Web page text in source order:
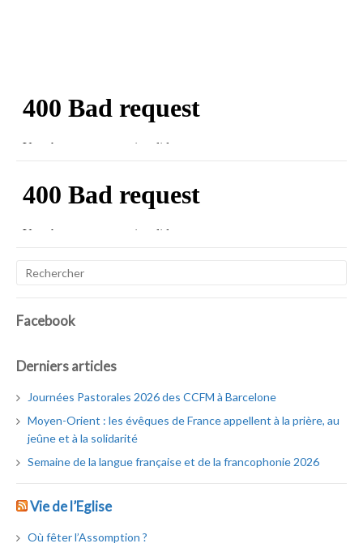
Facebook
Derniers articles
Journées Pastorales 2026 des CCFM à Barcelone
Moyen-Orient : les évêques de France appellent à la prière, au
jeûne et à la solidarité
Semaine de la langue française et de la francophonie 2026
Vie de l’Eglise
Où fêter l’Assomption ?